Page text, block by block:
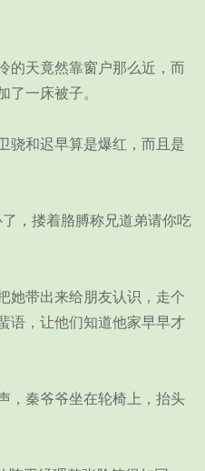
天竟然靠窗户那么近，而
了一床被子。
和迟早算是爆红，而且是
，搂着胳膊称兄道弟请你吃
带出来给朋友认识，走个
语，让他们知道他家早早才
秦爷爷坐在轮椅上，抬头